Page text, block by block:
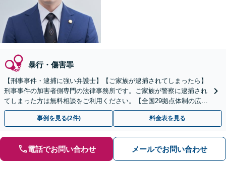
暴行・傷害罪
【刑事事件・逮捕に強い弁護士】【ご家族が逮捕されてしまったら】
刑事事件の加害者側専門の法律事務所です。ご家族が警察に逮捕され
てしまった方は無料相談をご利用ください。【全国29拠点体制の広域
対応】【弁護士待機中/当日中の電話相談可(予約制)】
事例を見る(2件) 料金表を見る
電話でお問い合わせ メールでお問い合わせ